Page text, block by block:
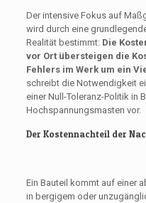
Der intensive Fokus auf
wird durch eine
Realität bestimmt: Die
vor Ort übersteigen die
Fehlers im Werk um ein
schreibt die Notwendigkeit
einer Null-Toleranz-Politik in
Hochspannungsmasten vor.
Der Kostennachteil der
Ein Bauteil kommt auf einer
in bergigem oder